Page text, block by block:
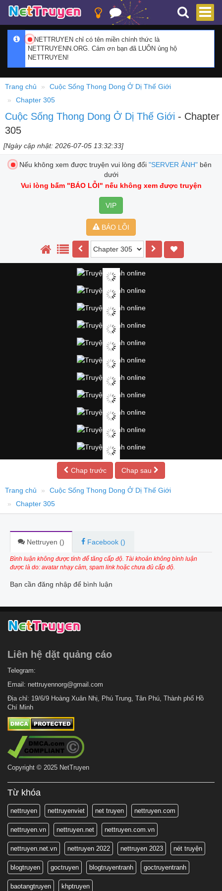
NETTRUYEN chỉ có tên miền chính thức là
NETTRUYENN.ORG. Cảm ơn bạn đã LUÔN ủng hộ
NETTRUYEN!
Trang chủ
Cuộc Sống Thong Dong Ở Dị Thế Giới
Chapter 305
Cuộc Sống Thong Dong Ở Dị Thế Giới - Chapter
305
[Ngày cập nhật: 2026-07-05 13:32:33]
Nếu không xem được truyện vui lòng đổi "SERVER ẢNH"bên
dưới
Vui lòng bấm "BÁO LỖI" nếu không xem được truyện
VIP
BÁO LỖI
Chap trước Chap sau
Trang chủ
Cuộc Sống Thong Dong Ở Dị Thế Giới
Chapter 305
Nettruyen () Facebook ()
Bình luận không được tính để tăng cấp độ. Tài khoản không bình luận
được là do: avatar nhạy cảm, spam link hoặc chưa đủ cấp độ.
Bạn cần đăng nhập để bình luận
Liên hệ dặt quảng cáo
Telegram:
Email: nettruyennorg@gmail.com
Địa chỉ: 19/6/9 Hoàng Xuân Nhị, Phú Trung, Tân Phú, Thành phố Hồ
Chí Minh
Copyright © 2025 NetTruyen
Từ khóa
nettruyen nettruyenviet net truyen nettruyen.com
nettruyen.vn nettruyen.net nettruyen.com.vn
nettruyen.net.vn nettruyen 2022 nettruyen 2023 nét truyện
blogtruyen goctruyen blogtruyentranh goctruyentranh
baotangtruyen khptruyen